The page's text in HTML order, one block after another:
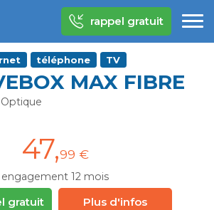
rappel gratuit
téléphone TV
MAX FIBRE
47,99 €
engagement 12 mois
gratuit Plus d'infos